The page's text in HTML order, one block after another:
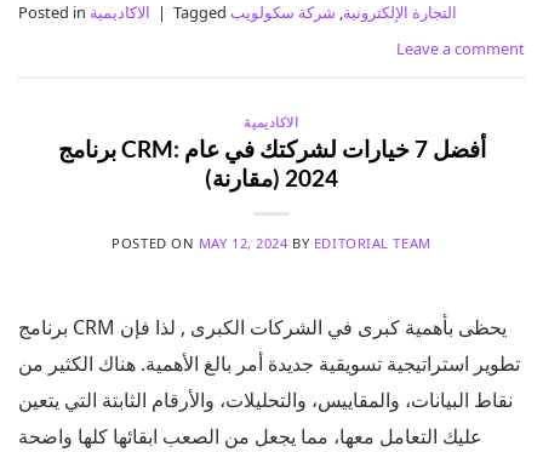
Posted in الاكاديمية | Tagged التجارة الإلكترونية, شركة سكولويب
Leave a comment
الاكاديمية
برنامج CRM: أفضل 7 خيارات لشركتك في عام
2024 (مقارنة)
POSTED ON MAY 12, 2024 BY EDITORIAL TEAM
برنامج CRM يحظى بأهمية كبرى في الشركات الكبرى , لذا فإن
تطوير استراتيجية تسويقية جديدة أمر بالغ الأهمية. هناك الكثير من
نقاط البيانات، والمقاييس، والتحليلات، والأرقام الثابتة التي يتعين
عليك التعامل معها، مما يجعل من الصعب ابقائها كلها واضحة